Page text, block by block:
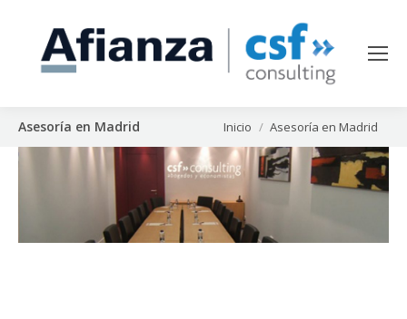
Asesoría en Madrid Estás aquí:
Inicio Asesoría en Madrid